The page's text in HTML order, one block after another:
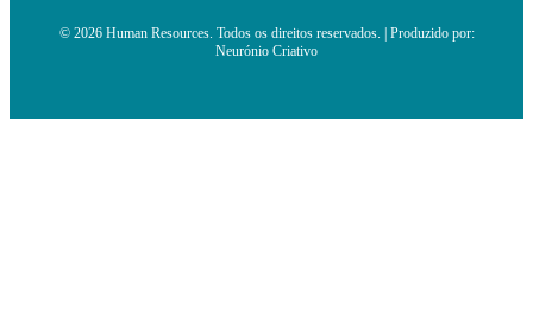
© 2026 Human Resources. Todos os direitos reservados. | Produzido por:
Neurónio Criativo